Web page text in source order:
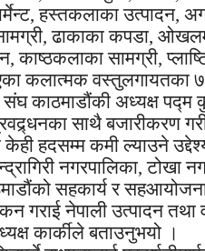
हस्तकलाका उत्पादन,
ढाकाका कपडा,
काष्ठकलाका सामग्री,
कलात्मक वस्तुलगायतका
काठमाडौंकी अध्यक्ष पद्म
साथै बजारीकरण
केही हदसम्म कमी ल्याउने
नगरपालिका, टोखा
सहकार्य र
गराई नेपाली उत्पादन
कार्कीले बताउनुभयो ।